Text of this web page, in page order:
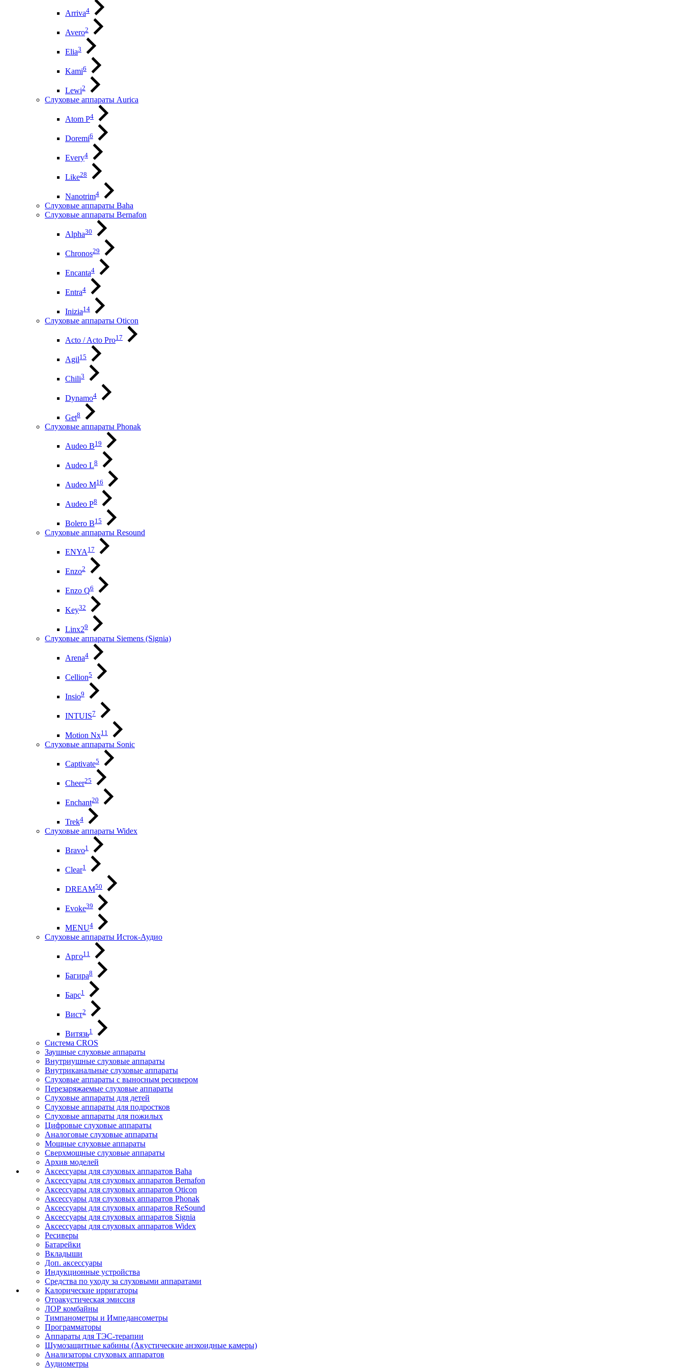
Arriva4
Avero2
Elia3
Kami6
Lewi2
Слуховые аппараты Aurica
Atom P4
Doremi6
Every4
Like28
Nanotrim4
Слуховые аппараты Baha
Слуховые аппараты Bernafon
Alpha30
Chronos29
Encanta4
Entra4
Inizia14
Слуховые аппараты Oticon
Acto / Acto Pro17
Agil15
Chili3
Dynamo4
Get8
Слуховые аппараты Phonak
Audeo B19
Audeo L8
Audeo М16
Audeo P8
Bolero B15
Слуховые аппараты Resound
ENYA17
Enzo2
Enzo Q6
Key32
Linx29
Слуховые аппараты Siemens (Signia)
Arena4
Cellion5
Insio9
INTUIS7
Motion Nx11
Слуховые аппараты Sonic
Captivate5
Cheer25
Enchant20
Trek4
Слуховые аппараты Widex
Bravo1
Clear1
DREAM50
Evoke39
MENU4
Слуховые аппараты Исток-Аудио
Арго11
Багира8
Барс1
Вист2
Витязь1
Система CROS
Заушные слуховые аппараты
Внутриушные слуховые аппараты
Внутриканальные слуховые аппараты
Слуховые аппараты с выносным ресивером
Перезаряжаемые слуховые аппараты
Слуховые аппараты для детей
Слуховые аппараты для подростков
Слуховые аппараты для пожилых
Цифровые слуховые аппараты
Аналоговые слуховые аппараты
Мощные слуховые аппараты
Сверхмощные слуховые аппараты
Архив моделей
Аксессуары для слуховых аппаратов Baha
Аксессуары для слуховых аппаратов Bernafon
Аксессуары для слуховых аппаратов Oticon
Аксессуары для слуховых аппаратов Phonak
Аксессуары для слуховых аппаратов ReSound
Аксессуары для слуховых аппаратов Signia
Аксессуары для слуховых аппаратов Widex
Ресиверы
Батарейки
Вкладыши
Доп. аксессуары
Индукционные устройства
Средства по уходу за слуховыми аппаратами
Калорические ирригаторы
Отоакустическая эмиссия
ЛОР комбайны
Тимпанометры и Импедансометры
Программаторы
Аппараты для ТЭС-терапии
Шумозащитные кабины (Акустические анэхоидные камеры)
Анализаторы слуховых аппаратов
Аудиометры